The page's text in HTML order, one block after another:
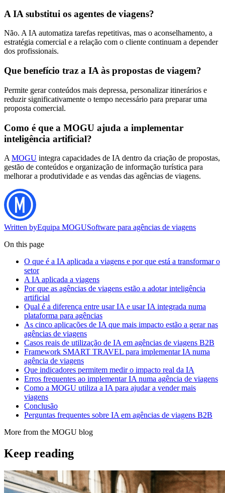
A IA substitui os agentes de viagens?
Não. A IA automatiza tarefas repetitivas, mas o aconselhamento, a
estratégia comercial e a relação com o cliente continuam a depender
dos profissionais.
Que benefício traz a IA às propostas de viagem?
Permite gerar conteúdos mais depressa, personalizar itinerários e
reduzir significativamente o tempo necessário para preparar uma
proposta comercial.
Como é que a MOGU ajuda a implementar
inteligência artificial?
A MOGU integra capacidades de IA dentro da criação de propostas,
gestão de conteúdos e organização de informação turística para
melhorar a produtividade e as vendas das agências de viagens.
Written byEquipa MOGUSoftware para agências de viagens
On this page
O que é a IA aplicada a viagens e por que está a transformar o
setor
A IA aplicada a viagens
Por que as agências de viagens estão a adotar inteligência
artificial
Qual é a diferença entre usar IA e usar IA integrada numa
plataforma para agências
As cinco aplicações de IA que mais impacto estão a gerar nas
agências de viagens
Casos reais de utilização de IA em agências de viagens B2B
Framework SMART TRAVEL para implementar IA numa
agência de viagens
Que indicadores permitem medir o impacto real da IA
Erros frequentes ao implementar IA numa agência de viagens
Como a MOGU utiliza a IA para ajudar a vender mais
viagens
Conclusão
Perguntas frequentes sobre IA em agências de viagens B2B
More from the MOGU blog
Keep reading